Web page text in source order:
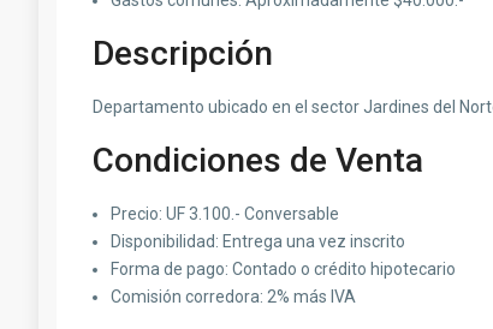
Descripción
Departamento ubicado en el sector Jardines del
Condiciones de Venta
Precio: UF 3.100.- Conversable
Disponibilidad: Entrega una vez inscrito
Forma de pago: Contado o crédito hipotecario
Comisión corredora: 2% más IVA